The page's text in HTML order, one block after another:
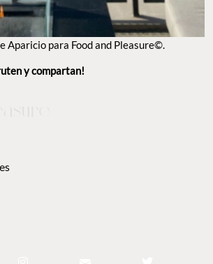
Aparicio para Food and Pleasure©.
y compartan!